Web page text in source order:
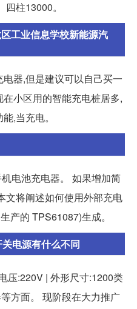
柱13000。
工业信息学校新能源汽
器,但是建议可以自己买一
小区用的智能充电桩居多,
,当充电。
电池充电器。 如果增加简
文将阐述如何使用外部充电
产的 TPS61087)生成。
电源有什么不同
压:220V | 外形尺寸:1200类
方面。 现阶段在大力推广